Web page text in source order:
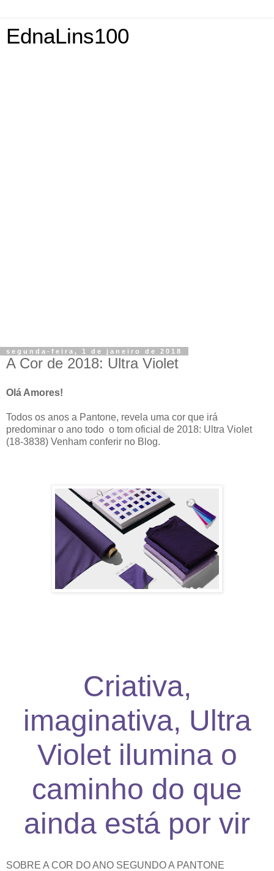
EdnaLins100
segunda-feira, 1 de janeiro de 2018
A Cor de 2018: Ultra Violet
Olá Amores!
Todos os anos a Pantone, revela uma cor que irá
predominar o ano todo o tom oficial de 2018: Ultra Violet
(18-3838) Venham conferir no Blog.
Criativa,
imaginativa, Ultra
Violet ilumina o
caminho do que
ainda está por vir
SOBRE A COR DO ANO SEGUNDO A PANTONE